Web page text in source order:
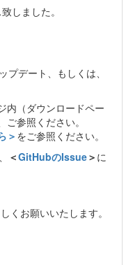
しました。
デート、もしくは、
内（ダウンロードペー
参照ください。
＞ をご参照ください。
＜GitHubのIssue＞ に
くお願いいたします。